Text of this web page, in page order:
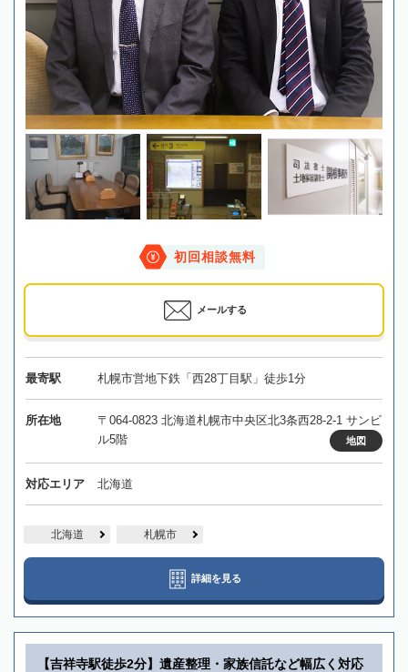
初回相談無料
メールする
最寄駅 札幌市営地下鉄「西28丁目駅」徒歩1分
所在地
〒064-0823 北海道札幌市中央区北3条西28-2-1 サンビ
ル5階
地図
対応エリア 北海道
北海道 札幌市
詳細を見る
【吉祥寺駅徒歩2分】遺産整理・家族信託など幅広く対応